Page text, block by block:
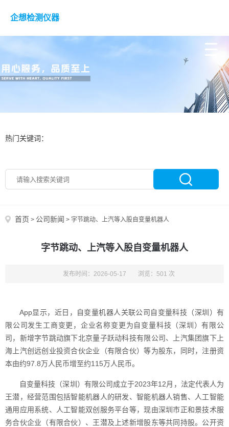
企想检测仪器
热门关键词：
首页 > 公司新闻 > 字节跳动、上汽等入股自变量机器人
字节跳动、上汽等入股自变量机器人
发布时间：2026-05-17 浏览：501 次
App显示，近日，自变量机器人关联公司自变量科技（深圳）有
限公司发生工商变更，企业名称变更为自变量科技（深圳）有限公
司，新增字节跳动旗下北京量子跃动科技有限公司、上汽集团旗下上
海上汽创远创业投资合伙企业（有限合伙）等为股东，同时，注册资
本由约97.8万人民币增至约115万人民币。
自变量科技（深圳）有限公司成立于2023年12月，法定代表人为
王潜，经营范围包括智能机器人的研发、智能机器人销售、人工智能
通用应用系统、人工智能双创服务平台等，现由深圳市正和景技术服
务合伙企业（有限合伙）、王潜及上述新增股东等共同持股。公开资